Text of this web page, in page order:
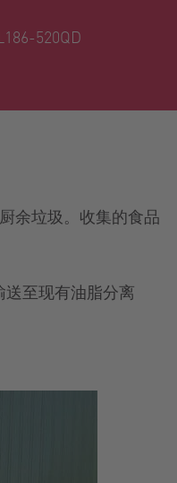
520QD
余垃圾。收集的食品
至现有油脂分离